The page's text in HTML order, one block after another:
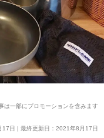
は一部にプロモーションを含みます
17日 | 最終更新日：2021年8月17日